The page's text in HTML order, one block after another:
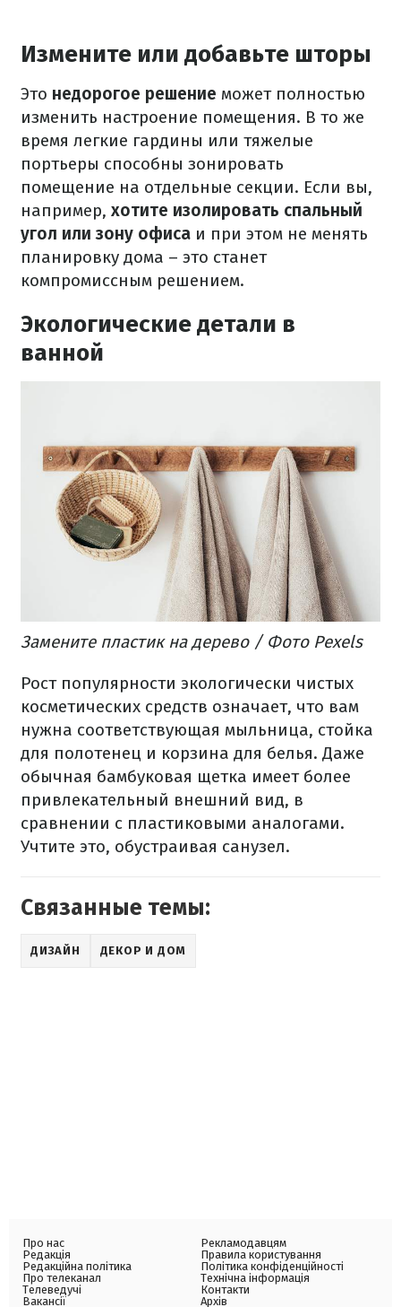
Измените или добавьте шторы
Это недорогое решение может полностью
изменить настроение помещения. В то же
время легкие гардины или тяжелые
портьеры способны зонировать
помещение на отдельные секции. Если вы,
например, хотите изолировать спальный
угол или зону офиса и при этом не менять
планировку дома – это станет
компромиссным решением.
Экологические детали в
ванной
Замените пластик на дерево / Фото Pexels
Рост популярности экологически чистых
косметических средств означает, что вам
нужна соответствующая мыльница, стойка
для полотенец и корзина для белья. Даже
обычная бамбуковая щетка имеет более
привлекательный внешний вид, в
сравнении с пластиковыми аналогами.
Учтите это, обустраивая санузел.
Связанные темы:
ДИЗАЙН ДЕКОР И ДОМ
Про нас
Редакція
Редакційна політика
Про телеканал
Телеведучі
Вакансії
Рекламодавцям
Правила користування
Політика конфіденційності
Технічна інформація
Контакти
Архів